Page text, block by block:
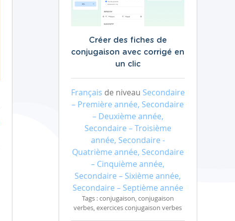
Créer des fiches de
conjugaison avec corrigé en
un clic
Français de niveau Secondaire
– Première année, Secondaire
– Deuxième année,
Secondaire – Troisième
année, Secondaire -
Quatrième année, Secondaire
– Cinquième année,
Secondaire – Sixième année,
Secondaire – Septième année
Tags : conjugaison, conjugaison
verbes, exercices conjugaison verbes